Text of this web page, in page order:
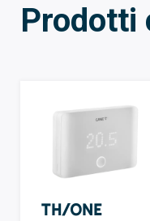
Prodotti
TH/ONE